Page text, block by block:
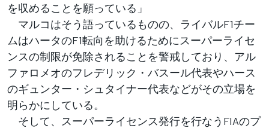
を収めることを願っている」
マルコはそう語っているものの、ライバルF1チー
ムはハータのF1転向を助けるためにスーパーライセ
ンスの制限が免除されることを警戒しており、アル
ファロメオのフレデリック・バスール代表やハース
のギュンター・シュタイナー代表などがその立場を
明らかにしている。
そして、スーパーライセンス発行を行なうFIAのプ